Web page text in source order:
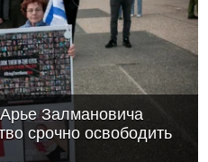
Залмановича
срочно освободить